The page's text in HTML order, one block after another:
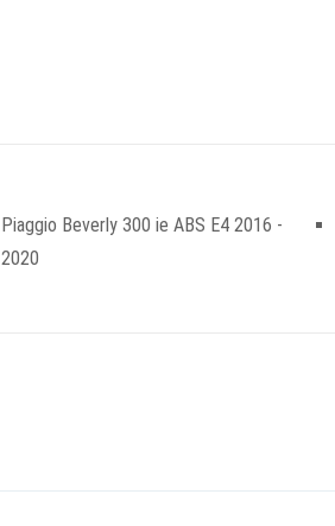
Piaggio Beverly 300 ie ABS E4 2016 -
2020